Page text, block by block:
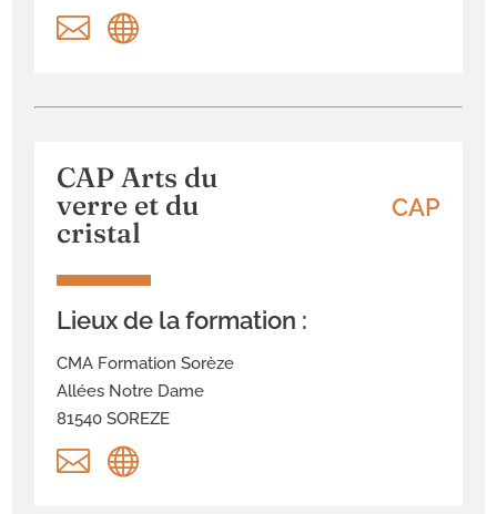
 
CAP Arts du
verre et du
cristal
CAP
Lieux de la formation :
CMA Formation Sorèze
Allées Notre Dame
81540 SOREZE
 